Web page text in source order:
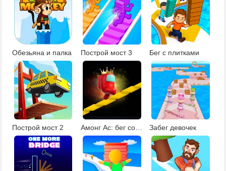
Обезьяна и палка Построй мост 3 Бег с плитками
Построй мост 2 Амонг Ас: бег со стопками Забег девочек